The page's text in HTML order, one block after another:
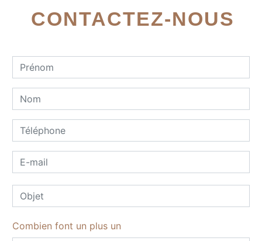
CONTACTEZ-NOUS
Combien font un plus un